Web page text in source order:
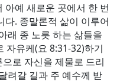
아예 새로운 곳에서 한 번
다. 종말론적 삶이 이루어
래 종 노릇 하는 삶들을
자유케(요 8:31-32)하기
로 자신을 제물로 드리
려갈 길과 주 예수께 받